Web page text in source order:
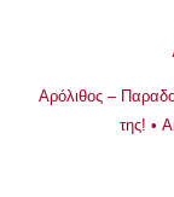
Αρόλιθος –
της! •